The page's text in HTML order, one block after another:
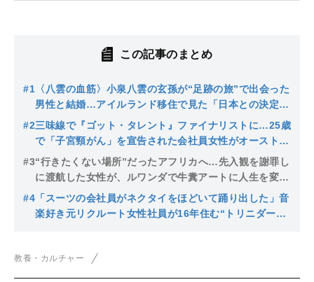
この記事のまとめ
#1 〈八雲の血筋〉小泉八雲の玄孫が“足跡の旅”で出会った
男性と結婚…アイルランド移住で見た「日本との決定的
な違い」
#2三味線で『ゴット・タレント』ファイナリストに…25歳
で「子宮頸がん」を宣告された会社員女性がオーストラ
リアへの移住を決断した理由
#3“行きたくない場所”だったアフリカへ…先入観を謝罪し
に渡航した女性が、ルワンダで牛糞アートに人生を変え
られた理由
#4 「スーツの会社員がネクタイをほどいて踊り出した」音
楽好き元リクルート女性社員が16年住む“トリニダード
教養・カルチャー